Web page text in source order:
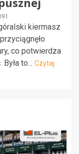
kiermasz
co potwierdza
to... Czytaj